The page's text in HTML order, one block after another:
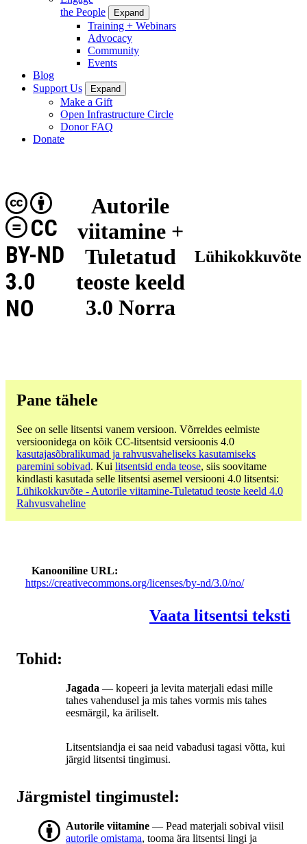
the People
Expand
Training + Webinars
Advocacy
Community
Events
Blog
Support Us
Expand
Make a Gift
Open Infrastructure Circle
Donor FAQ
Donate
Autorile
viitamine +
Tuletatud
teoste keeld
3.0 Norra
CC
BY-ND
3.0
NO
Lühikokkuvõte
Pane tähele
See on selle litsentsi vanem versioon. Võrreldes eelmiste
versioonidega on kõik CC-litsentsid versioonis 4.0
kasutajasõbralikumad ja rahvusvaheliseks kasutamiseks
paremini sobivad. Kui litsentsid enda teose, siis soovitame
kindlasti kasutada selle litsentsi asemel versiooni 4.0 litsentsi:
Lühikokkuvõte - Autorile viitamine-Tuletatud teoste keeld 4.0
Rahvusvaheline
Kanooniline URL
https://creativecommons.org/licenses/by-nd/3.0/no/
Vaata litsentsi teksti
Tohid:
Jagada — kopeeri ja levita materjali edasi mille
tahes vahendusel ja mis tahes vormis mis tahes
eesmärgil, ka äriliselt.
Litsentsiandja ei saa neid vabadusi tagasi võtta, kui
järgid litsentsi tingimusi.
Järgmistel tingimustel:
Autorile viitamine — Pead materjali sobival viisil
autorile omistama, tooma ära litsentsi lingi ja